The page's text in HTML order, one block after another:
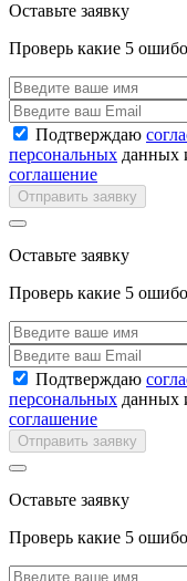
Оставьте заявку
Проверь какие 5
Подтверждаю
персональных данных
соглашение
Отправить заявку
Оставьте заявку
Проверь какие 5
Подтверждаю
персональных данных
соглашение
Отправить заявку
Оставьте заявку
Проверь какие 5